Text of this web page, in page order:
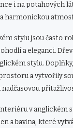
i na potahových
harmonickou
stylu jsou často
a eleganci.
stylu.
a vytvořily
nadčasovou
v anglickém
a bavlna, které